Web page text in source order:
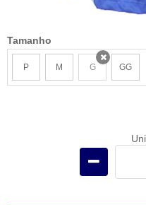
Tamanho
P M G GG